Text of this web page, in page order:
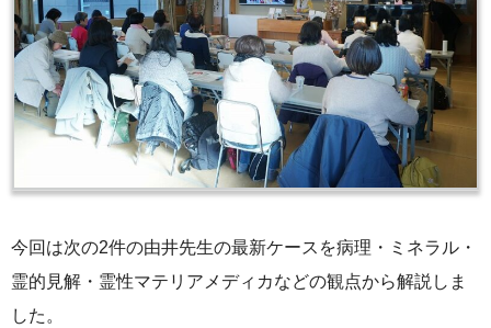
今回は次の2件の由井先生の最新ケースを病理・ミネラル・
霊的見解・霊性マテリアメディカなどの観点から解説しま
した。